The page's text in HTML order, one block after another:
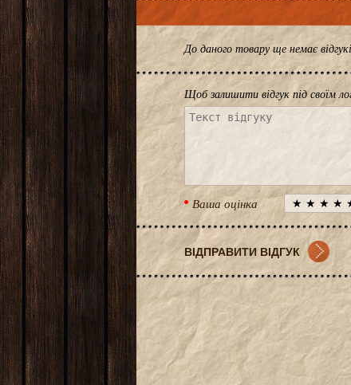
До даного товару ще немає
Щоб залишити відгук під своїм
Ваша оцінка